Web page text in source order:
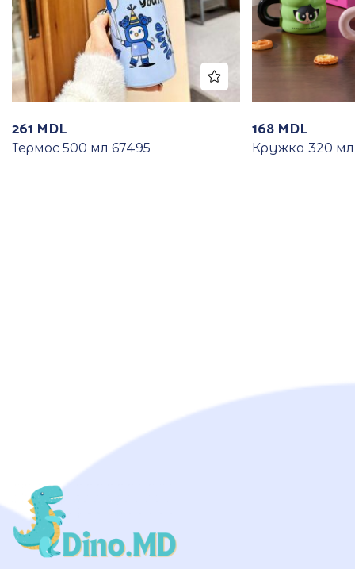
261 MDL
Термос 500 мл 67495
168 MDL
Кружка 320 мл